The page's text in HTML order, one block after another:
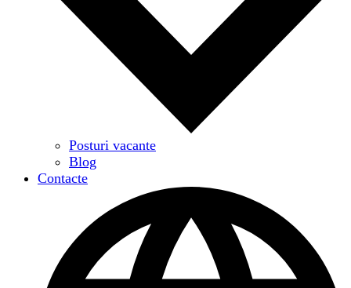
Posturi vacante
Blog
Contacte